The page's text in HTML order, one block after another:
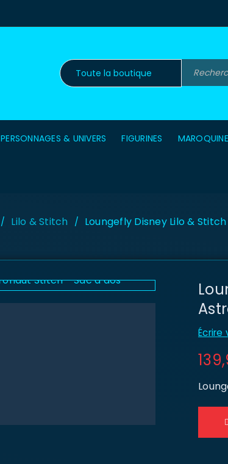
PERSONNAGES & UNIVERS FIGURINES
/ Lilo & Stitch / Loungefly Disney Lilo &
Écrire